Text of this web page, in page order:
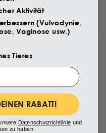
Aktivität
(Vulvodynie,
Vaginose usw.)
Tieres
RABATT!
Datenschutzrichtlinie und
zu haben.